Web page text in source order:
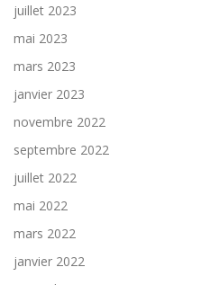
juillet 2023
mai 2023
mars 2023
janvier 2023
novembre 2022
septembre 2022
juillet 2022
mai 2022
mars 2022
janvier 2022